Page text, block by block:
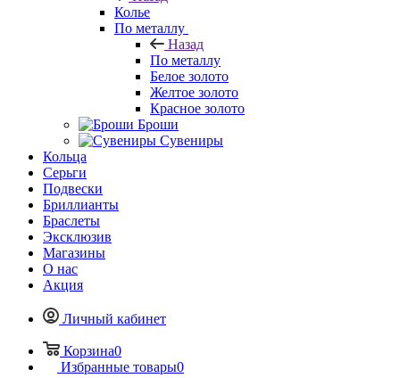
Колье
По металлу
Назад
По металлу
Белое золото
Желтое золото
Красное золото
Броши
Сувениры
Кольца
Серьги
Подвески
Бриллианты
Браслеты
Эксклюзив
Магазины
О нас
Акция
Личный кабинет
Корзина0
Избранные товары0